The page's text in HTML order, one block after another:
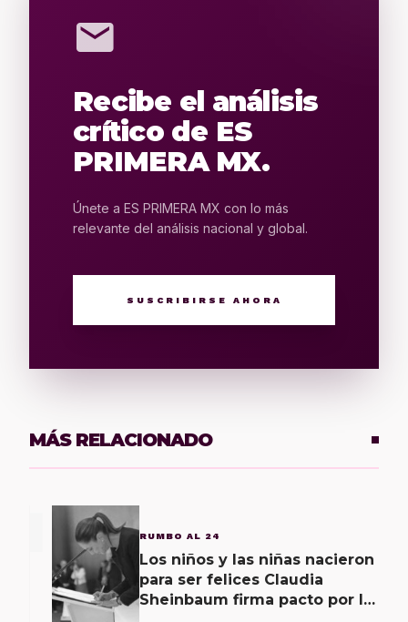
mail
Recibe el análisis
crítico de ES
PRIMERA MX.
Únete a ES PRIMERA MX con lo más
relevante del análisis nacional y global.
SUSCRIBIRSE AHORA
MÁS RELACIONADO
RUMBO AL 24
Los niños y las niñas nacieron
para ser felices Claudia
Sheinbaum firma pacto por la